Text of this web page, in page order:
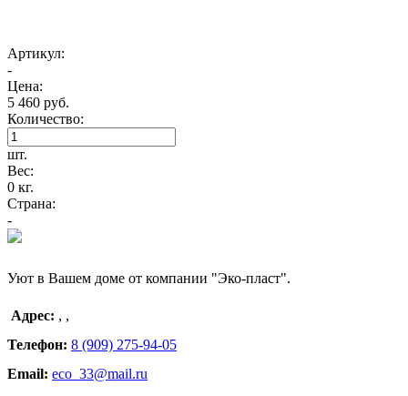
Артикул:
-
Цена:
5 460 руб.
Количество:
шт.
Вес:
0 кг.
Страна:
-
Уют в Вашем доме от компании "Эко-пласт".
Адрес: , ,
Телефон: 8 (909) 275-94-05
Email: eco_33@mail.ru